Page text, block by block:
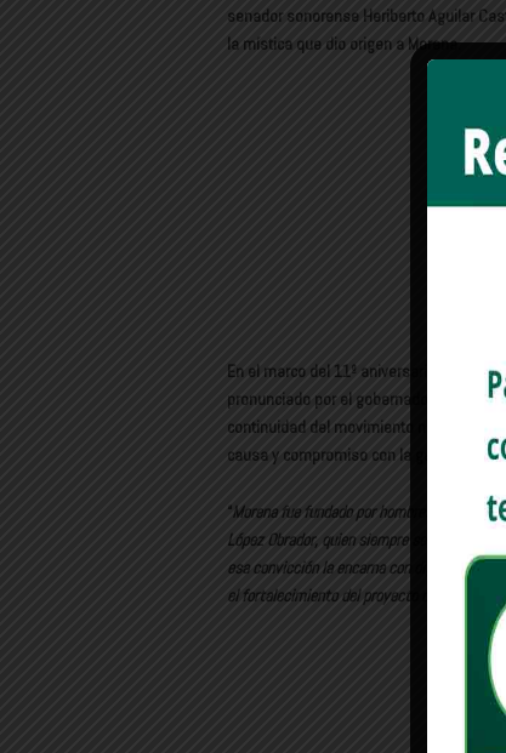
senador sonorense Heriberto Aguilar
la mística que dio origen a Morena.
En el marco del 11º aniversario de la
pronunciado por el gobernador Alfonso
continuidad del movimiento no está
causa y compromiso con la gente.
“Morena fue fundado por hombres y mujeres
López Obrador, quien siempre se guió bajo
esa convicción la encarna con dignidad y
el fortalecimiento del proyecto de